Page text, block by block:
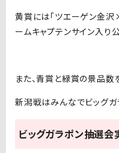
黄賞には「ツエーゲン金
ームキャプテンサイン入り
また、青賞と緑賞の景品数
新潟戦はみんなでビッグガ
ビッグガラポン抽選会